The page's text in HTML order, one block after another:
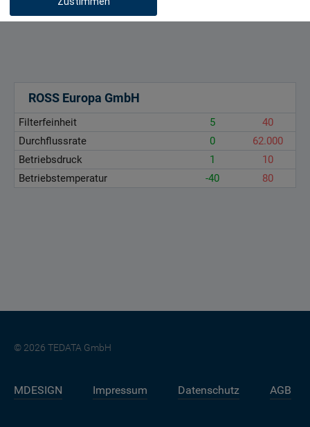
ROSS Europa GmbH
Filterfeinheit 5
40
Durchflussrate
0
62.000
Betriebsdruck
1
10
Betriebstemperatur
-40 80
© 2026 TEDATA GmbH
MDESIGN Impressum Datenschutz AGB